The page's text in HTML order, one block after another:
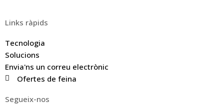
Links ràpids
Tecnologia
Solucions
Envia'ns un correu electrònic
Ofertes de feina
Segueix-nos